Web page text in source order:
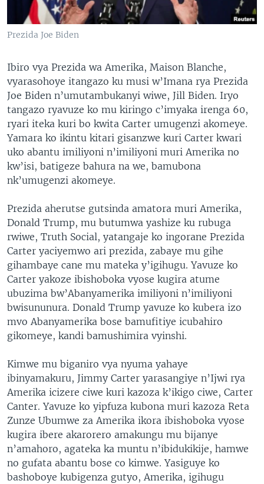
Prezida Joe Biden
Ibiro vya Prezida wa Amerika, Maison Blanche,
vyarasohoye itangazo ku musi w’Imana rya Prezida
Joe Biden n’umutambukanyi wiwe, Jill Biden. Iryo
tangazo ryavuze ko mu kiringo c’imyaka irenga 60,
ryari iteka kuri bo kwita Carter umugenzi akomeye.
Yamara ko ikintu kitari gisanzwe kuri Carter kwari
uko abantu imiliyoni n’imiliyoni muri Amerika no
kw’isi, batigeze bahura na we, bamubona
nk’umugenzi akomeye.
Prezida aherutse gutsinda amatora muri Amerika,
Donald Trump, mu butumwa yashize ku rubuga
rwiwe, Truth Social, yatangaje ko ingorane Prezida
Carter yaciyemwo ari prezida, zabaye mu gihe
gihambaye cane mu mateka y’igihugu. Yavuze ko
Carter yakoze ibishoboka vyose kugira atume
ubuzima bw’Abanyamerika imiliyoni n’imiliyoni
bwisununura. Donald Trump yavuze ko kubera izo
mvo Abanyamerika bose bamufitiye icubahiro
gikomeye, kandi bamushimira vyinshi.
Kimwe mu biganiro vya nyuma yahaye
ibinyamakuru, Jimmy Carter yarasangiye n’Ijwi rya
Amerika icizere ciwe kuri kazoza k’ikigo ciwe, Carter
Canter. Yavuze ko yipfuza kubona muri kazoza Reta
Zunze Ubumwe za Amerika ikora ibishoboka vyose
kugira ibere akarorero amakungu mu bijanye
n’amahoro, agateka ka muntu n’ibidukikije, hamwe
no gufata abantu bose co kimwe. Yasiguye ko
bashoboye kubigenza gutyo, Amerika, igihugu